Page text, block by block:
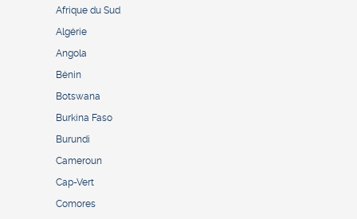
Afrique du Sud
Algérie
Angola
Bénin
Botswana
Burkina Faso
Burundi
Cameroun
Cap-Vert
Comores